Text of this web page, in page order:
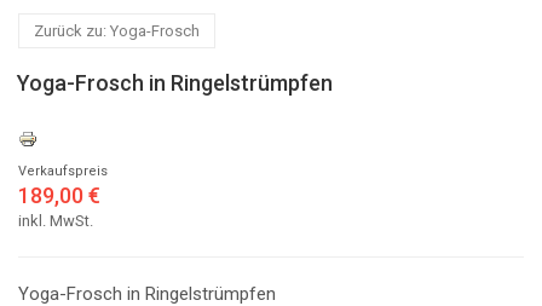
Zurück zu: Yoga-Frosch
Yoga-Frosch in Ringelstrümpfen
Verkaufspreis
189,00 €
inkl. MwSt.
Yoga-Frosch in Ringelstrümpfen